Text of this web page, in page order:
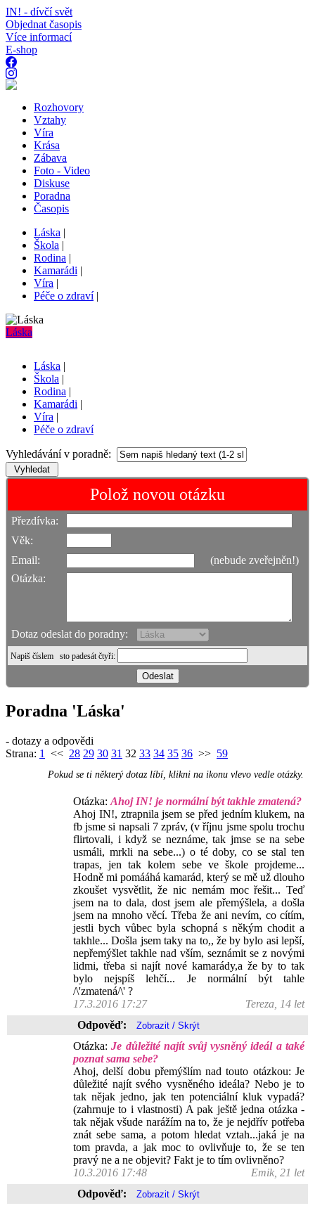
IN! - dívčí svět
Objednat časopis
Více informací
E-shop
Rozhovory
Vztahy
Víra
Krása
Zábava
Foto - Video
Diskuse
Poradna
Časopis
Láska |
Škola |
Rodina |
Kamarádi |
Víra |
Péče o zdraví|
Láska
Láska |
Škola |
Rodina |
Kamarádi |
Víra |
Péče o zdraví
Vyhledávání v poradně:
Polož novou otázku
Přezdívka:
Věk:
Email:
(nebude zveřejněn!)
Otázka:
Dotaz odeslat do poradny:
Napiš číslem sto padesát čtyři:
Poradna 'Láska'
- dotazy a odpovědi
Strana: 1 << 28 29 30 31 32 33 34 35 36 >> 59
Pokud se ti některý dotaz líbí, klikni na ikonu vlevo vedle otázky.
Otázka: Ahoj IN! je normální být takhle zmatená?
Ahoj IN!, ztrapnila jsem se před jedním klukem, na
fb jsme si napsali 7 zpráv, (v říjnu jsme spolu trochu
flirtovali, i když se neznáme, tak jmse se na sebe
usmáli, mrkli na sebe...) o té doby, co se stal ten
trapas, jen tak kolem sebe ve škole projdeme...
Hodně mi pomááhá kamarád, který se mě už dlouho
zkoušet vysvětlit, že nic nemám moc řešit... Teď
jsem na to dala, dost jsem ale přemýšlela, a došla
jsem na mnoho věcí. Třeba že ani nevím, co cítím,
jestli bych vůbec byla schopná s někým chodit a
takhle... Došla jsem taky na to,, že by bylo asi lepší,
nepřemýšlet takhle nad vším, seznámit se z novými
lidmi, třeba si najít nové kamarády,a že by to tak
bylo nejspíš lehčí... Je normální být tahle
/\'zmatená/\' ?
17.3.2016 17:27
Tereza, 14 let
Odpověď:
Otázka:Je důležité najít svůj vysněný ideál a také
poznat sama sebe?
Ahoj, delší dobu přemýšlím nad touto otázkou: Je
důležité najít svého vysněného ideála? Nebo je to
tak nějak jedno, jak ten potenciální kluk vypadá?
(zahrnuje to i vlastnosti) A pak ještě jedna otázka -
tak nějak všude narážím na to, že je nejdřív potřeba
znát sebe sama, a potom hledat vztah...jaká je na
tom pravda, a jak moc to ovlivňuje to, že se ten
pravý ne a ne objevit? Fakt je to tím ovlivněno?
10.3.2016 17:48
Emik, 21 let
Odpověď: